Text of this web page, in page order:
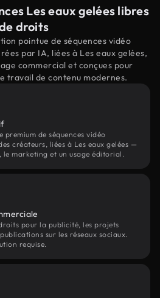
Les eaux gelées libres
droits
pointue de séquences vidéo
par IA, liées à Les eaux gelées,
commercial et conçues pour
travail de contenu modernes.
premium de séquences vidéo
créateurs, liées à Les eaux gelées —
marketing et un usage éditorial.
pour la publicité, les projets
sur les réseaux sociaux.
requise.